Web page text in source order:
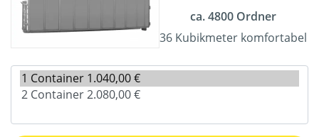
ca. 4800 Ordner
36 Kubikmeter komfortabel